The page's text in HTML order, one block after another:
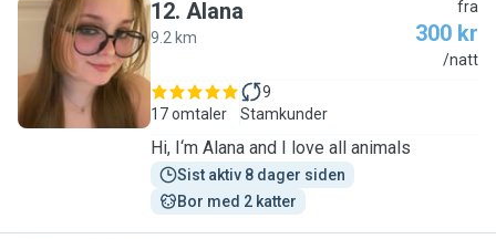
A
12. Alana
9.2 km
fra
300 kr
/natt
17 omtaler
9
Stamkunder
Hi, I‘m Alana and I love all animals
Sist aktiv 8 dager siden
Bor med 2 katter